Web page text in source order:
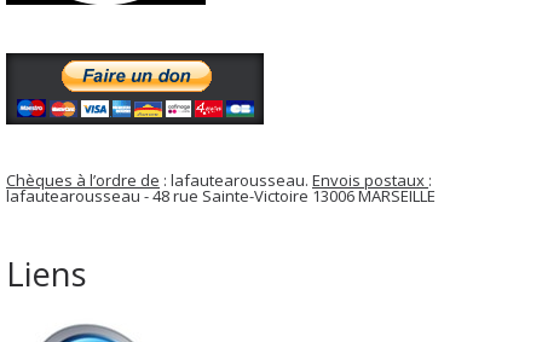
Chèques à l’ordre de : lafautearousseau. Envois postaux :
lafautearousseau - 48 rue Sainte-Victoire 13006 MARSEILLE
Liens